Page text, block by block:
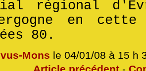
régional
en
80.
Mons le 04/01/08 à 15 h